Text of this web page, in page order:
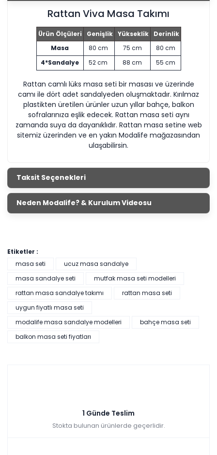
Rattan Viva Masa Takımı
Ürün Ölçüleri Genişlik Yükseklik
Derinlik
Masa
80 cm 75 cm
80 cm
4*Sandalye
52 cm 88 cm 55 cm
Rattan camlı lüks masa seti bir masası ve üzerinde
camı ile dört adet sandalyeden oluşmaktadır. Kırılmaz
plastikten üretilen ürünler uzun yıllar bahçe, balkon
sofralarınıza eşlik edecek. Rattan masa seti aynı
zamanda suya da dayanıklıdır. Rattan masa setine web
sitemiz üzerinden ve en yakın Modalife mağazasından
ulaşabilirsin.
Taksit Seçenekleri
Neden Modalife? & Kurulum Videosu
Etiketler :
masa seti
ucuz masa sandalye
masa sandalye seti
mutfak masa seti modelleri
rattan masa sandalye takımı
rattan masa seti
uygun fiyatlı masa seti
modalife masa sandalye modelleri
bahçe masa seti
balkon masa seti fiyatları
1 Günde Teslim
Stokta bulunan ürünlerde geçerlidir.